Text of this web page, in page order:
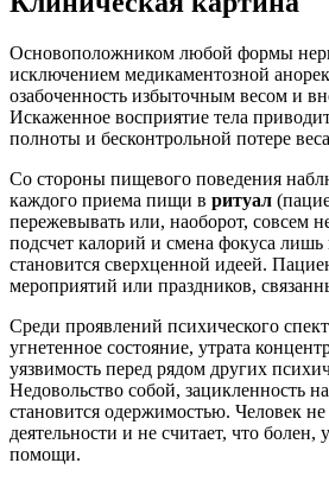
Основоположником любой формы
исключением медикаментозной
озабоченность избыточным весом и
Искаженное восприятие тела
полноты и бесконтрольной потере
Со стороны пищевого поведения
каждого приема пищи в ритуал
пережевывать или, наоборот, совсем
подсчет калорий и смена фокуса
становится сверхценной идеей.
мероприятий или праздников,
Среди проявлений психического
угнетенное состояние, утрата
уязвимость перед рядом других
Недовольство собой, зацикленность
становится одержимостью. Человек
деятельности и не считает, что болен,
помощи.